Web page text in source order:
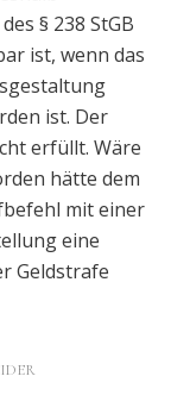
§ 238 StGB
ist, wenn das
ist. Der
erfüllt. Wäre
hätte dem
mit einer
eine
Geldstrafe